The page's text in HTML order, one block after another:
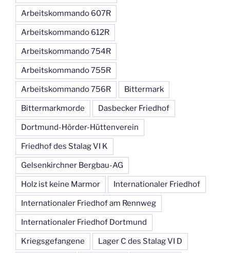
Arbeitskommando 607R
Arbeitskommando 612R
Arbeitskommando 754R
Arbeitskommando 755R
Arbeitskommando 756R Bittermark
Bittermarkmorde Dasbecker Friedhof
Dortmund-Hörder-Hüttenverein
Friedhof des Stalag VI K
Gelsenkirchner Bergbau-AG
Holz ist keine Marmor Internationaler Friedhof
Internationaler Friedhof am Rennweg
Internationaler Friedhof Dortmund
Kriegsgefangene Lager C des Stalag VI D